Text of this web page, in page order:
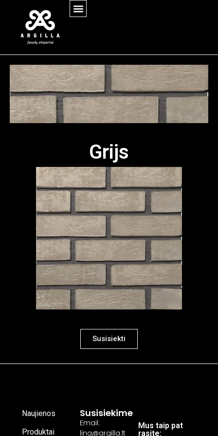
Grijs
Susisiekti
Mus taip pat
rasite:
Naujienos
Produktai
Susisiekime
Email:
lina@argilla.lt